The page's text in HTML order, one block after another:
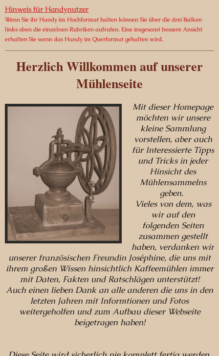
Hinweis für Handynutzer
Wenn Sie ihr Handy im Hochformat halten können Sie über die drei Balken
links oben die einzelnen Rubriken aufrufen. Eine insgesamt bessere Ansicht
erhalten Sie wenn das Handy im Querformat gehalten wird.
Herzlich Willkommen auf unserer
Mühlenseite
Mit dieser Homepage
möchten wir unsere
kleine Sammlung
vorstellen, aber auch
für Interessierte Tipps
und Tricks in jeder
Hinsicht des
Mühlensammelns
geben.
Vieles von dem, was
wir auf den
folgenden Seiten
zusammen gestellt
haben, verdanken wir
unserer französischen Freundin Joséphine, die uns mit
ihrem großen Wissen hinsichtlich Kaffeemühlen immer
mit Daten, Fakten und Ratschlägen unterstützt!
Auch einen lieben Dank an alle anderen die uns in den
letzten Jahren mit Informtionen und Fotos
weitergeholfen und zum Aufbau dieser Webseite
beigetragen haben!